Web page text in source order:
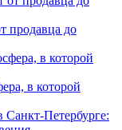
продавца до
в которой